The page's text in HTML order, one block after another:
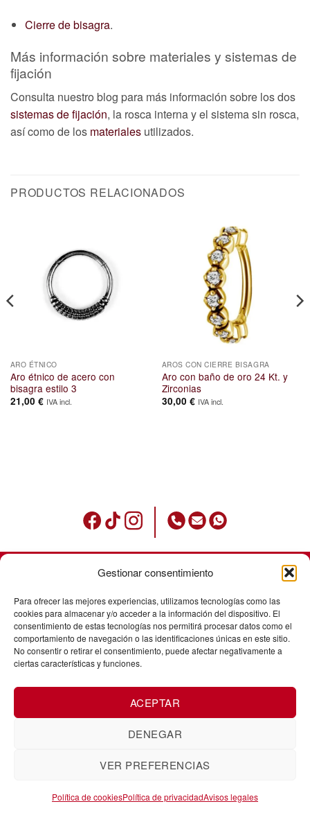
Gestionar consentimiento
Para ofrecer las mejores experiencias, utilizamos tecnologías como las
cookies para almacenar y/o acceder a la información del dispositivo. El
consentimiento de estas tecnologías nos permitirá procesar datos como el
comportamiento de navegación o las identificaciones únicas en este sitio.
No consentir o retirar el consentimiento, puede afectar negativamente a
ciertas características y funciones.
ACEPTAR
DENEGAR
VER PREFERENCIAS
Política de cookiesPolítica de privacidadAvisos legales
Cierre de bisagra.
Más información sobre materiales y sistemas de
fijación
Consulta nuestro blog para más información sobre los dos
sistemas de fijación, la rosca interna y el sistema sin rosca,
así como de los materiales utilizados.
PRODUCTOS RELACIONADOS
ARO ÉTNICO
Aro étnico de acero con
bisagra estilo 3
21,00 € IVA incl.
AROS CON CIERRE BISAGRA
Aro con baño de oro 24 Kt. y
Zirconias
30,00 € IVA incl.
Condiciones de uso
Política de privacidad
Avisos legales
Política de cookies
Cancelación de pedidos
Cambios y devoluciones
Lleida. 973831865 / 601172693. Créditos